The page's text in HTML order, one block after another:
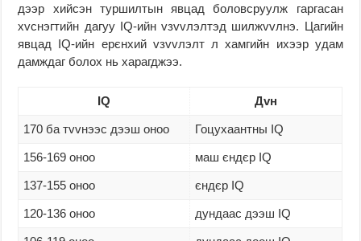
дээр хийсэн туршилтын явцад боловсруулж гаргасан
хvснэгтийн дагуу IQ-ийн vзvvлэлтэд шилжvvлнэ. Цагийн
явцад IQ-ийн ерєнхий vзvvлэлт л хамгийн ихээр удам
дамждаг болох нь харагджээ.
IQ Дvн
170 ба тvvнээс дээш оноо Гоцухаантны IQ
156-169 оноо маш єндєр IQ
137-155 оноо єндєр IQ
120-136 оноо дундаас дээш IQ